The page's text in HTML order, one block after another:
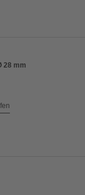
28 mm